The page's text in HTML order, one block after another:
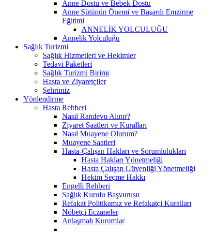
Anne Dostu ve Bebek Dostu
Anne Sütünün Önemi ve Başarılı Emzirme
Eğitimi
ANNELİK YOLCULUĞU
Annelik Yolculuğu
Sağlık Turizmi
Sağlık Hizmetleri ve Hekimler
Tedavi Paketleri
Sağlık Turizmi Birimi
Hasta ve Ziyaretçiler
Şehrimiz
Yönlendirme
Hasta Rehberi
Nasıl Randevu Alınır?
Ziyaret Saatleri ve Kuralları
Nasıl Muayene Olurum?
Muayene Saatleri
Hasta-Çalışan Hakları ve Sorumlulukları
Hasta Hakları Yönetmeliği
Hasta Çalışan Güvenliği Yönetmeliği
Hekim Seçme Hakkı
Engelli Rehberi
Sağlık Kurulu Başvurusu
Refakat Politikamız ve Refakatçi Kuralları
Nöbetçi Eczaneler
Anlaşmalı Kurumlar